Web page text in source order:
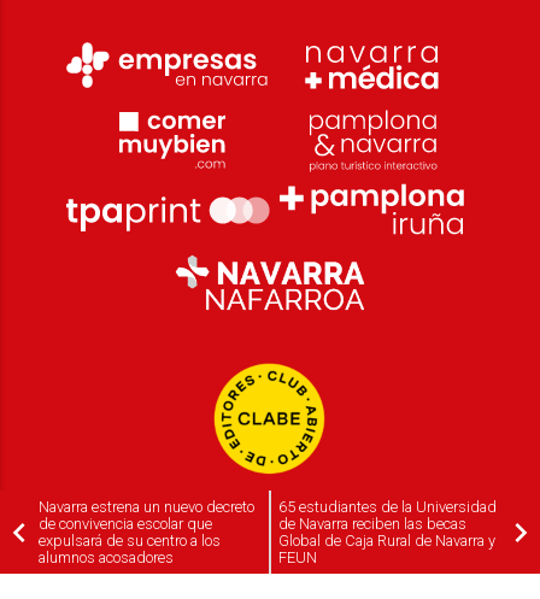
Navarra estrena un nuevo decreto
de convivencia escolar que
expulsará de su centro a los
alumnos acosadores
65 estudiantes de la Universidad
de Navarra reciben las becas
Global de Caja Rural de Navarra y
FEUN